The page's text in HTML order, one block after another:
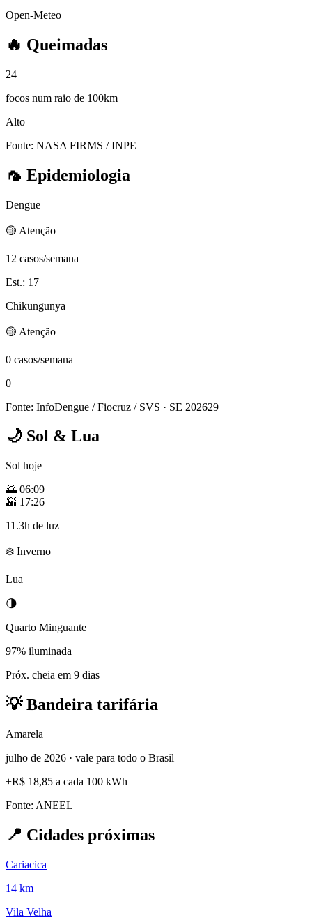
Open-Meteo
🔥 Queimadas
24
focos num raio de 100km
Alto
Fonte: NASA FIRMS / INPE
🦟 Epidemiologia
Dengue
🟡 Atenção
12 casos/semana
Est.: 17
Chikungunya
🟡 Atenção
0 casos/semana
0
Fonte: InfoDengue / Fiocruz / SVS · SE 202629
🌙 Sol & Lua
Sol hoje
🌅 06:09
🌇 17:26
11.3h de luz
❄️ Inverno
Lua
🌗
Quarto Minguante
97% iluminada
Próx. cheia em 9 dias
💡Bandeira tarifária
Amarela
julho de 2026 · vale para todo o Brasil
+R$ 18,85 a cada 100 kWh
Fonte: ANEEL
📍 Cidades próximas
Cariacica
14 km
Vila Velha